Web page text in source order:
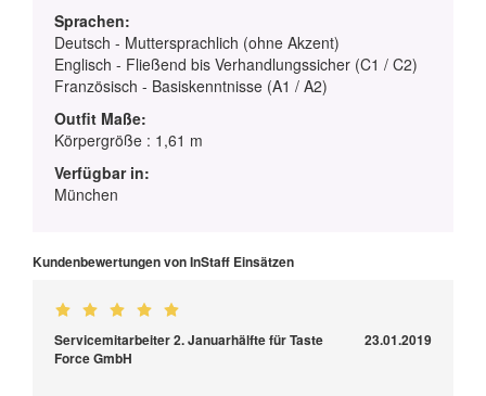
Sprachen:
Deutsch - Muttersprachlich (ohne Akzent)
Englisch - Fließend bis Verhandlungssicher (C1 / C2)
Französisch - Basiskenntnisse (A1 / A2)
Outfit Maße:
Körpergröße : 1,61 m
Verfügbar in:
München
Kundenbewertungen von InStaff Einsätzen
Servicemitarbeiter 2. Januarhälfte für Taste
Force GmbH
23.01.2019